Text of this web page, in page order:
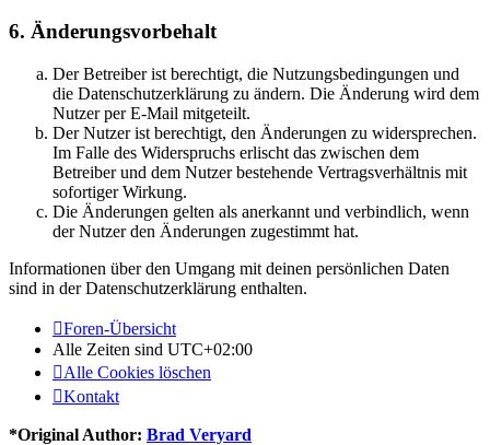
6. Änderungsvorbehalt
Der Betreiber ist berechtigt, die Nutzungsbedingungen und
die Datenschutzerklärung zu ändern. Die Änderung wird dem
Nutzer per E-Mail mitgeteilt.
Der Nutzer ist berechtigt, den Änderungen zu widersprechen.
Im Falle des Widerspruchs erlischt das zwischen dem
Betreiber und dem Nutzer bestehende Vertragsverhältnis mit
sofortiger Wirkung.
Die Änderungen gelten als anerkannt und verbindlich, wenn
der Nutzer den Änderungen zugestimmt hat.
Informationen über den Umgang mit deinen persönlichen Daten
sind in der Datenschutzerklärung enthalten.
Foren-Übersicht
Alle Zeiten sind UTC+02:00
Alle Cookies löschen
Kontakt
*Original Author: Brad Veryard